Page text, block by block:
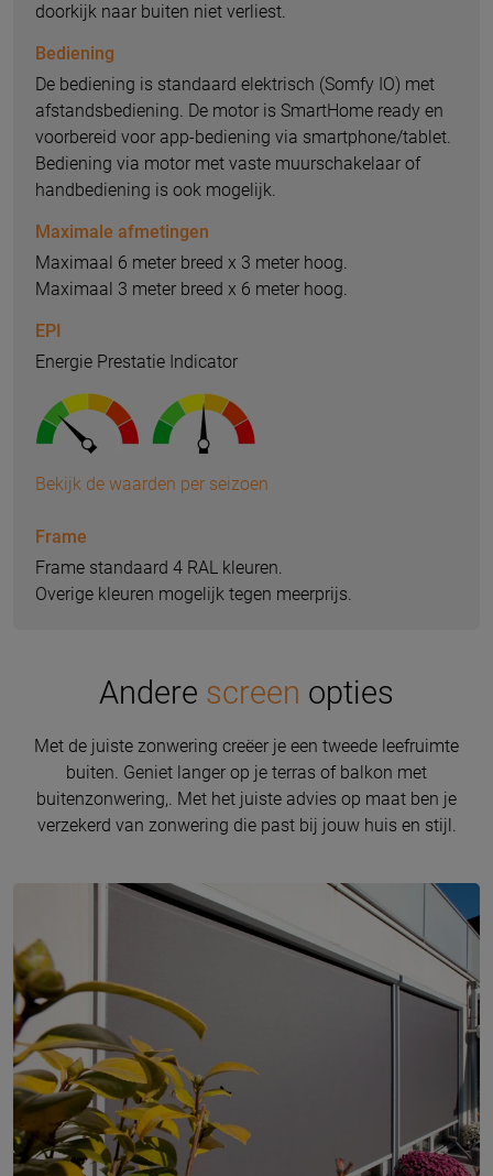
doorkijk naar buiten niet verliest.
Bediening
De bediening is standaard elektrisch (Somfy IO) met
afstandsbediening. De motor is SmartHome ready en
voorbereid voor app-bediening via smartphone/tablet.
Bediening via motor met vaste muurschakelaar of
handbediening is ook mogelijk.
Maximale afmetingen
Maximaal 6 meter breed x 3 meter hoog.
Maximaal 3 meter breed x 6 meter hoog.
EPI
Energie Prestatie Indicator
Bekijk de waarden per seizoen
Frame
Frame standaard 4 RAL kleuren.
Overige kleuren mogelijk tegen meerprijs.
Andere screen opties
Met de juiste zonwering creëer je een tweede leefruimte
buiten. Geniet langer op je terras of balkon met
buitenzonwering,. Met het juiste advies op maat ben je
verzekerd van zonwering die past bij jouw huis en stijl.